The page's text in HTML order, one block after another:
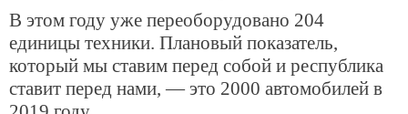
В этом году уже переоборудовано 204
единицы техники. Плановый показатель,
который мы ставим перед собой и республика
ставит перед нами, — это 2000 автомобилей в